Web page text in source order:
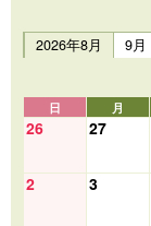
2026年8月
9月
日 月
26 27
2 3